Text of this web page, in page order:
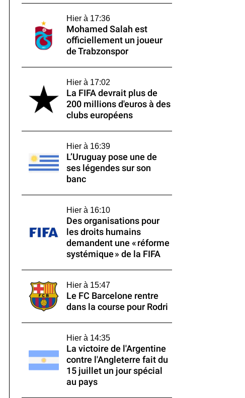
Hier à 17:36
Mohamed Salah est
officiellement un joueur
de Trabzonspor
Hier à 17:02
La FIFA devrait plus de
200 millions d'euros à des
clubs européens
Hier à 16:39
L’Uruguay pose une de
ses légendes sur son
banc
Hier à 16:10
Des organisations pour
les droits humains
demandent une « réforme
systémique » de la FIFA
Hier à 15:47
Le FC Barcelone rentre
dans la course pour Rodri
Hier à 14:35
La victoire de l'Argentine
contre l'Angleterre fait du
15 juillet un jour spécial
au pays